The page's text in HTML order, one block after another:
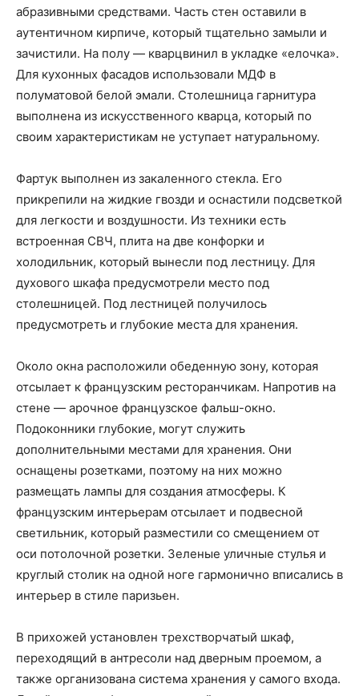
абразивными средствами. Часть стен оставили в
аутентичном кирпиче, который тщательно замыли и
зачистили. На полу — кварцвинил в укладке «елочка».
Для кухонных фасадов использовали МДФ в
полуматовой белой эмали. Столешница гарнитура
выполнена из искусственного кварца, который по
своим характеристикам не уступает натуральному.
Фартук выполнен из закаленного стекла. Его
прикрепили на жидкие гвозди и оснастили подсветкой
для легкости и воздушности. Из техники есть
встроенная СВЧ, плита на две конфорки и
холодильник, который вынесли под лестницу. Для
духового шкафа предусмотрели место под
столешницей. Под лестницей получилось
предусмотреть и глубокие места для хранения.
Около окна расположили обеденную зону, которая
отсылает к французским ресторанчикам. Напротив на
стене — арочное французское фальш-окно.
Подоконники глубокие, могут служить
дополнительными местами для хранения. Они
оснащены розетками, поэтому на них можно
размещать лампы для создания атмосферы. К
французским интерьерам отсылает и подвесной
светильник, который разместили со смещением от
оси потолочной розетки. Зеленые уличные стулья и
круглый столик на одной ноге гармонично вписались в
интерьер в стиле паризьен.
В прихожей установлен трехстворчатый шкаф,
переходящий в антресоли над дверным проемом, а
также организована система хранения у самого входа.